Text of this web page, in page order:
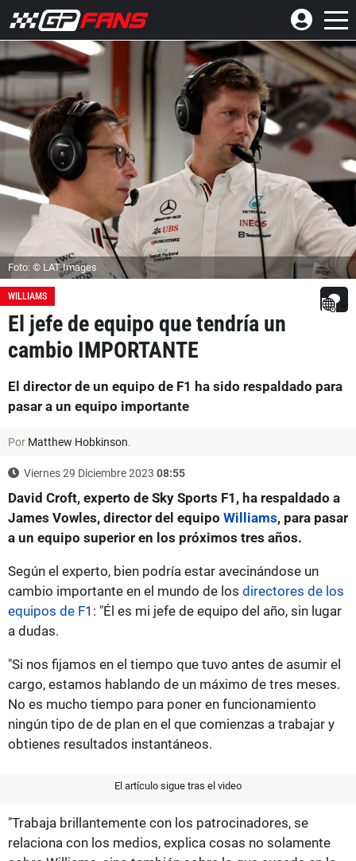
Foto: © LAT Images
WILLIAMS
El jefe de equipo que tendría un
cambio IMPORTANTE
El director de un equipo de F1 ha sido respaldado para
pasar a un equipo importante
Por Matthew Hobkinson.
Viernes 29 Diciembre 2023 08:55
David Croft, experto de Sky Sports F1, ha respaldado a
James Vowles, director del equipo Williams, para pasar
a un equipo superior en los próximos tres años.
Según el experto, bien podría estar avecinándose un
cambio importante en el mundo de los directores de los
equipos de F1 : "Él es mi jefe de equipo del año, sin lugar
a dudas.
"Si nos fijamos en el tiempo que tuvo antes de asumir el
cargo, estamos hablando de un máximo de tres meses.
No es mucho tiempo para poner en funcionamiento
ningún tipo de de plan en el que comienzas a trabajar y
obtienes resultados instantáneos.
El artículo sigue tras el video
"Trabaja brillantemente con los patrocinadores, se
relaciona con los medios, explica cosas no solamente